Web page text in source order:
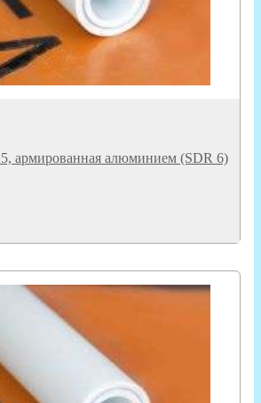
армированная алюминием (SDR 6)